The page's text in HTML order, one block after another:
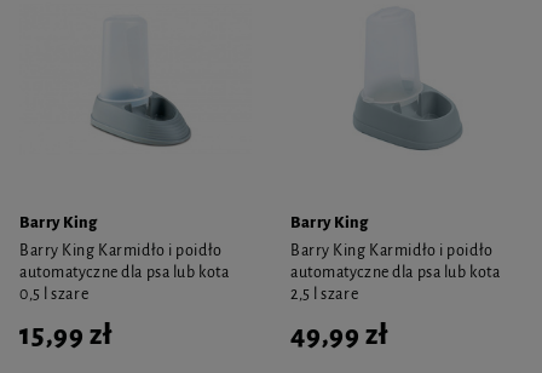
Barry King
Barry King Karmidło i poidło
automatyczne dla psa lub kota
0,5 l szare
15,99 zł
Barry King
Barry King Karmidło i poidło
automatyczne dla psa lub kota
2,5 l szare
49,99 zł